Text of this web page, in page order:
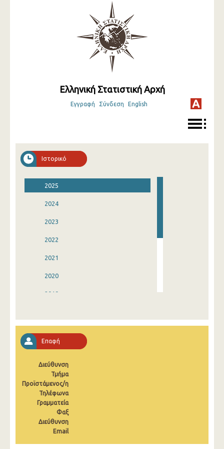
Ελληνική Στατιστική Αρχή
Εγγραφή Σύνδεση English
Ιστορικό
2025
2024
2023
2022
2021
2020
2019
2016
2015
2000
Επαφή
Διεύθυνση
Τμήμα
Προϊστάμενος/η
Τηλέφωνα
Γραμματεία
Φαξ
Διεύθυνση
Email